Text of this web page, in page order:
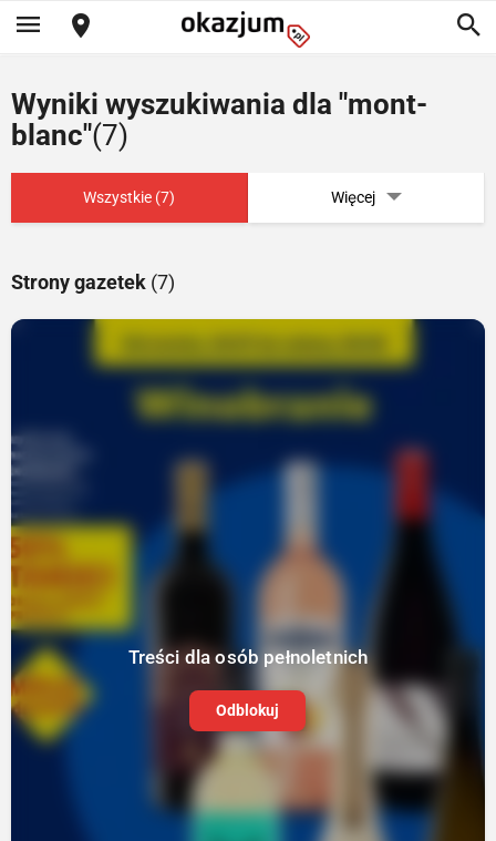
Wyniki wyszukiwania dla "mont-
blanc"(7)
Wszystkie (7) Więcej
Strony gazetek (7)
Treści dla osób pełnoletnich
Odblokuj